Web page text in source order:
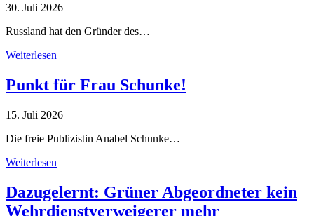
30. Juli 2026
Russland hat den Gründer des…
Weiterlesen
Punkt für Frau Schunke!
15. Juli 2026
Die freie Publizistin Anabel Schunke…
Weiterlesen
Dazugelernt: Grüner Abgeordneter kein
Wehrdienstverweigerer mehr